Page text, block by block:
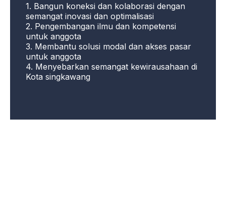
1. Bangun koneksi dan kolaborasi dengan
semangat inovasi dan optimalisasi
2. Pengembangan ilmu dan kompetensi
untuk anggota
3. Membantu solusi modal dan akses pasar
untuk anggota
4. Menyebarkan semangat kewirausahaan di
Kota singkawang